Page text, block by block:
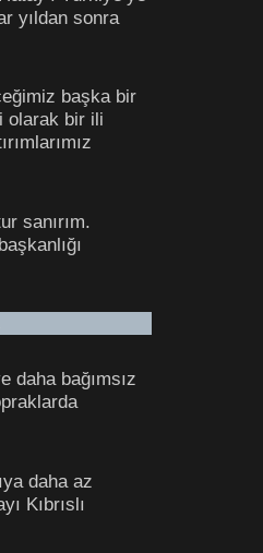
yıldan sonra
başka bir
olarak bir ili
sanırım.
daha bağımsız
daha az
Kıbrıslı